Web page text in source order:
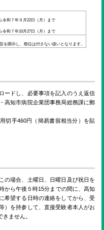
令和７年９月22日（月）まで
令和７年10月27日（月）まで
開示し、順位は付さない扱いとなります。
ードし、必要事項を記入のうえ返信
高知市病院企業団事務局総務課に郵
切手460円（簡易書留相当分）を貼
の場合、土曜日、日曜日及び祝日を
から午後５時15分までの間に、高知
希望する日時の連絡をしてから、受
）を持参して、直接受験者本人がお
ません。